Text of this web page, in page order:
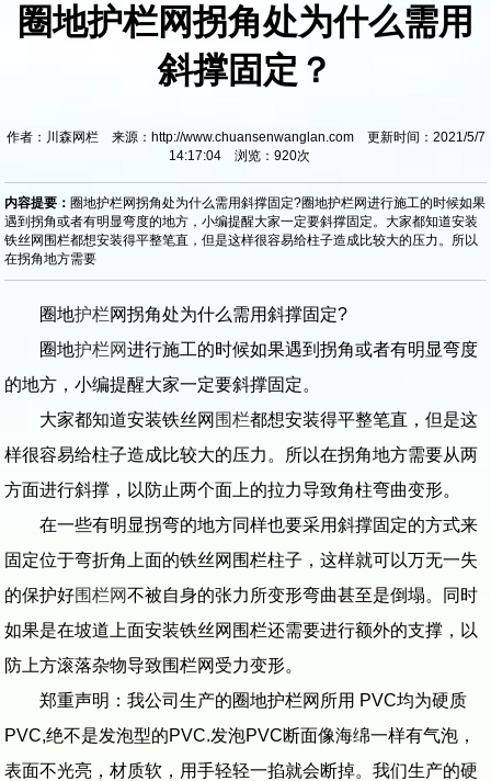
圈地护栏网拐角处为什么需用
斜撑固定？
作者：川森网栏 来源：http://www.chuansenwanglan.com 更新时间：2021/5/7
14:17:04 浏览： 920次
内容提要： 圈地护栏网拐角处为什么需用斜撑固定?圈地护栏网进行施工的时候如果
遇到拐角或者有明显弯度的地方，小编提醒大家一定要斜撑固定。大家都知道安装
铁丝网围栏都想安装得平整笔直，但是这样很容易给柱子造成比较大的压力。所以
在拐角地方需要
圈地护栏网拐角处为什么需用斜撑固定?
圈地护栏网进行施工的时候如果遇到拐角或者有明显弯度
的地方，小编提醒大家一定要斜撑固定。
大家都知道安装铁丝网 围栏都想安装得平整笔直，但是这
样很容易给柱子造成比较大的压力。所以在拐角地方需要从两
方面进行斜撑，以防止两个面上的拉力导致角柱弯曲变形。
在一些有明显拐弯的地方同样也要采用斜撑固定的方式来
固定位于弯折角上面的铁丝网围栏柱子，这样就可以万无一失
的保护好围栏网不被自身的张力所变形弯曲甚至是倒塌。同时
如果是在坡道上面安装铁丝网围栏还需要进行额外的支撑，以
防上方滚落杂物导致围栏网受力变形。
郑重声明：我公司生产的圈地护栏网所用 PVC均为硬质
PVC,绝不是发泡型的PVC.发泡PVC断面像海绵一样有气泡，
表面不光亮，材质软，用手轻轻一掐就会断掉。我们生产的硬